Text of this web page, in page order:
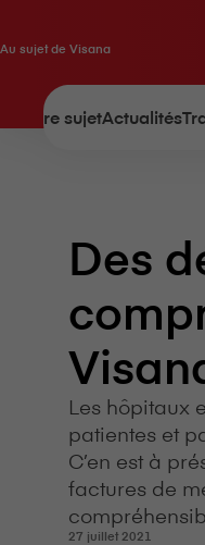
Au sujet de V⁠i⁠s⁠a⁠n⁠a
À notre sujetActualités
Des
Les hôpitaux
patientes et
C’en est à
factures de
27 juillet 2021